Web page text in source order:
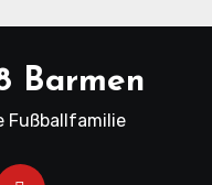
Barmen
Fußballfamilie